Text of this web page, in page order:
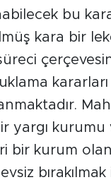
bu
kara bir
yargı
bir kurum